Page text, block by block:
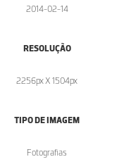
2014-02-14
RESOLUÇÃO
2256px X 1504px
TIPO DE IMAGEM
Fotografias